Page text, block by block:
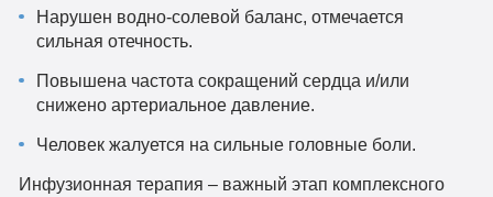
Нарушен водно-солевой баланс, отмечается
сильная отечность.
Повышена частота сокращений сердца и/или
снижено артериальное давление.
Человек жалуется на сильные головные боли.
Инфузионная терапия – важный этап комплексного